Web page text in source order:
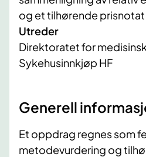
og et tilhørende prisnotat
Utreder
Direktoratet for
Sykehusinnkjøp HF
Generell
Et oppdrag regnes som
metodevurdering og